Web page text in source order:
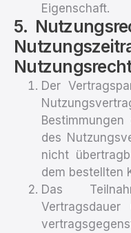
Eigenschaft.
Der
des
nicht
dem bestellten
Das